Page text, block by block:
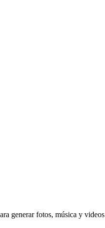
generar fotos, música y videos